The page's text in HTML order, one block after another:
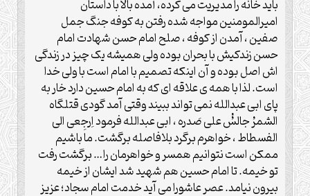
باید خانه را مدیریت می کرده، آمده بالا با داستان
امیرالمومنین مواجه شده رفتن به کوفه جنگ جمل
صفین ، آمدن از کوفه ، صلح امام حسن شهادت امام
حسن زندکیش با بحران بوده ولی همیشه یک چیز در زندگی
اش اصل بوده و آن اینکه تصمیم با امام است با ولی خدا
است. لذا با همه ی علاقه ای که به امام حسین دارد خار به
پای ابی عبدالله نمی تواند ببیند وقتی آمد گودی قتلگاه
الشمرُ جالسُُ علی صَدره ، ابی عبدالله فرمود اِرجِعی الی
الفسطاط ، خواهرم برگرد بلافاصله برگشت. ما باشیم
ممکن است نتوانیم همسر و خواهرمان را… برگشت رفت
تو خیمه. تا امام حسین هم شهید شد ایشان از خیمه
بیرون نیامد. عصر عاشورا می آید خدمت امام سجاد؛ عزیز